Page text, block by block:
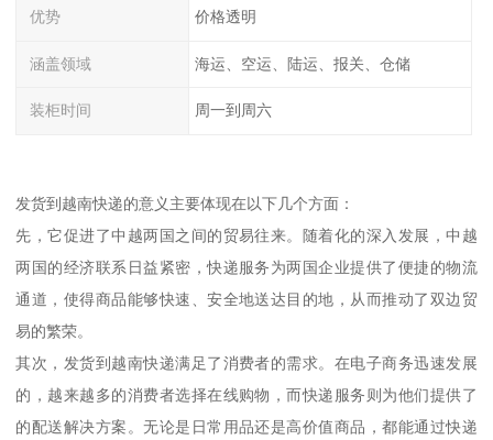
优势 价格透明
涵盖领域 海运、空运、陆运、报关、仓储
装柜时间 周一到周六
发货到越南快递的意义主要体现在以下几个方面：
先，它促进了中越两国之间的贸易往来。随着化的深入发展，中越
两国的经济联系日益紧密，快递服务为两国企业提供了便捷的物流
通道，使得商品能够快速、安全地送达目的地，从而推动了双边贸
易的繁荣。
其次，发货到越南快递满足了消费者的需求。在电子商务迅速发展
的，越来越多的消费者选择在线购物，而快递服务则为他们提供了
的配送解决方案。无论是日常用品还是高价值商品，都能通过快递